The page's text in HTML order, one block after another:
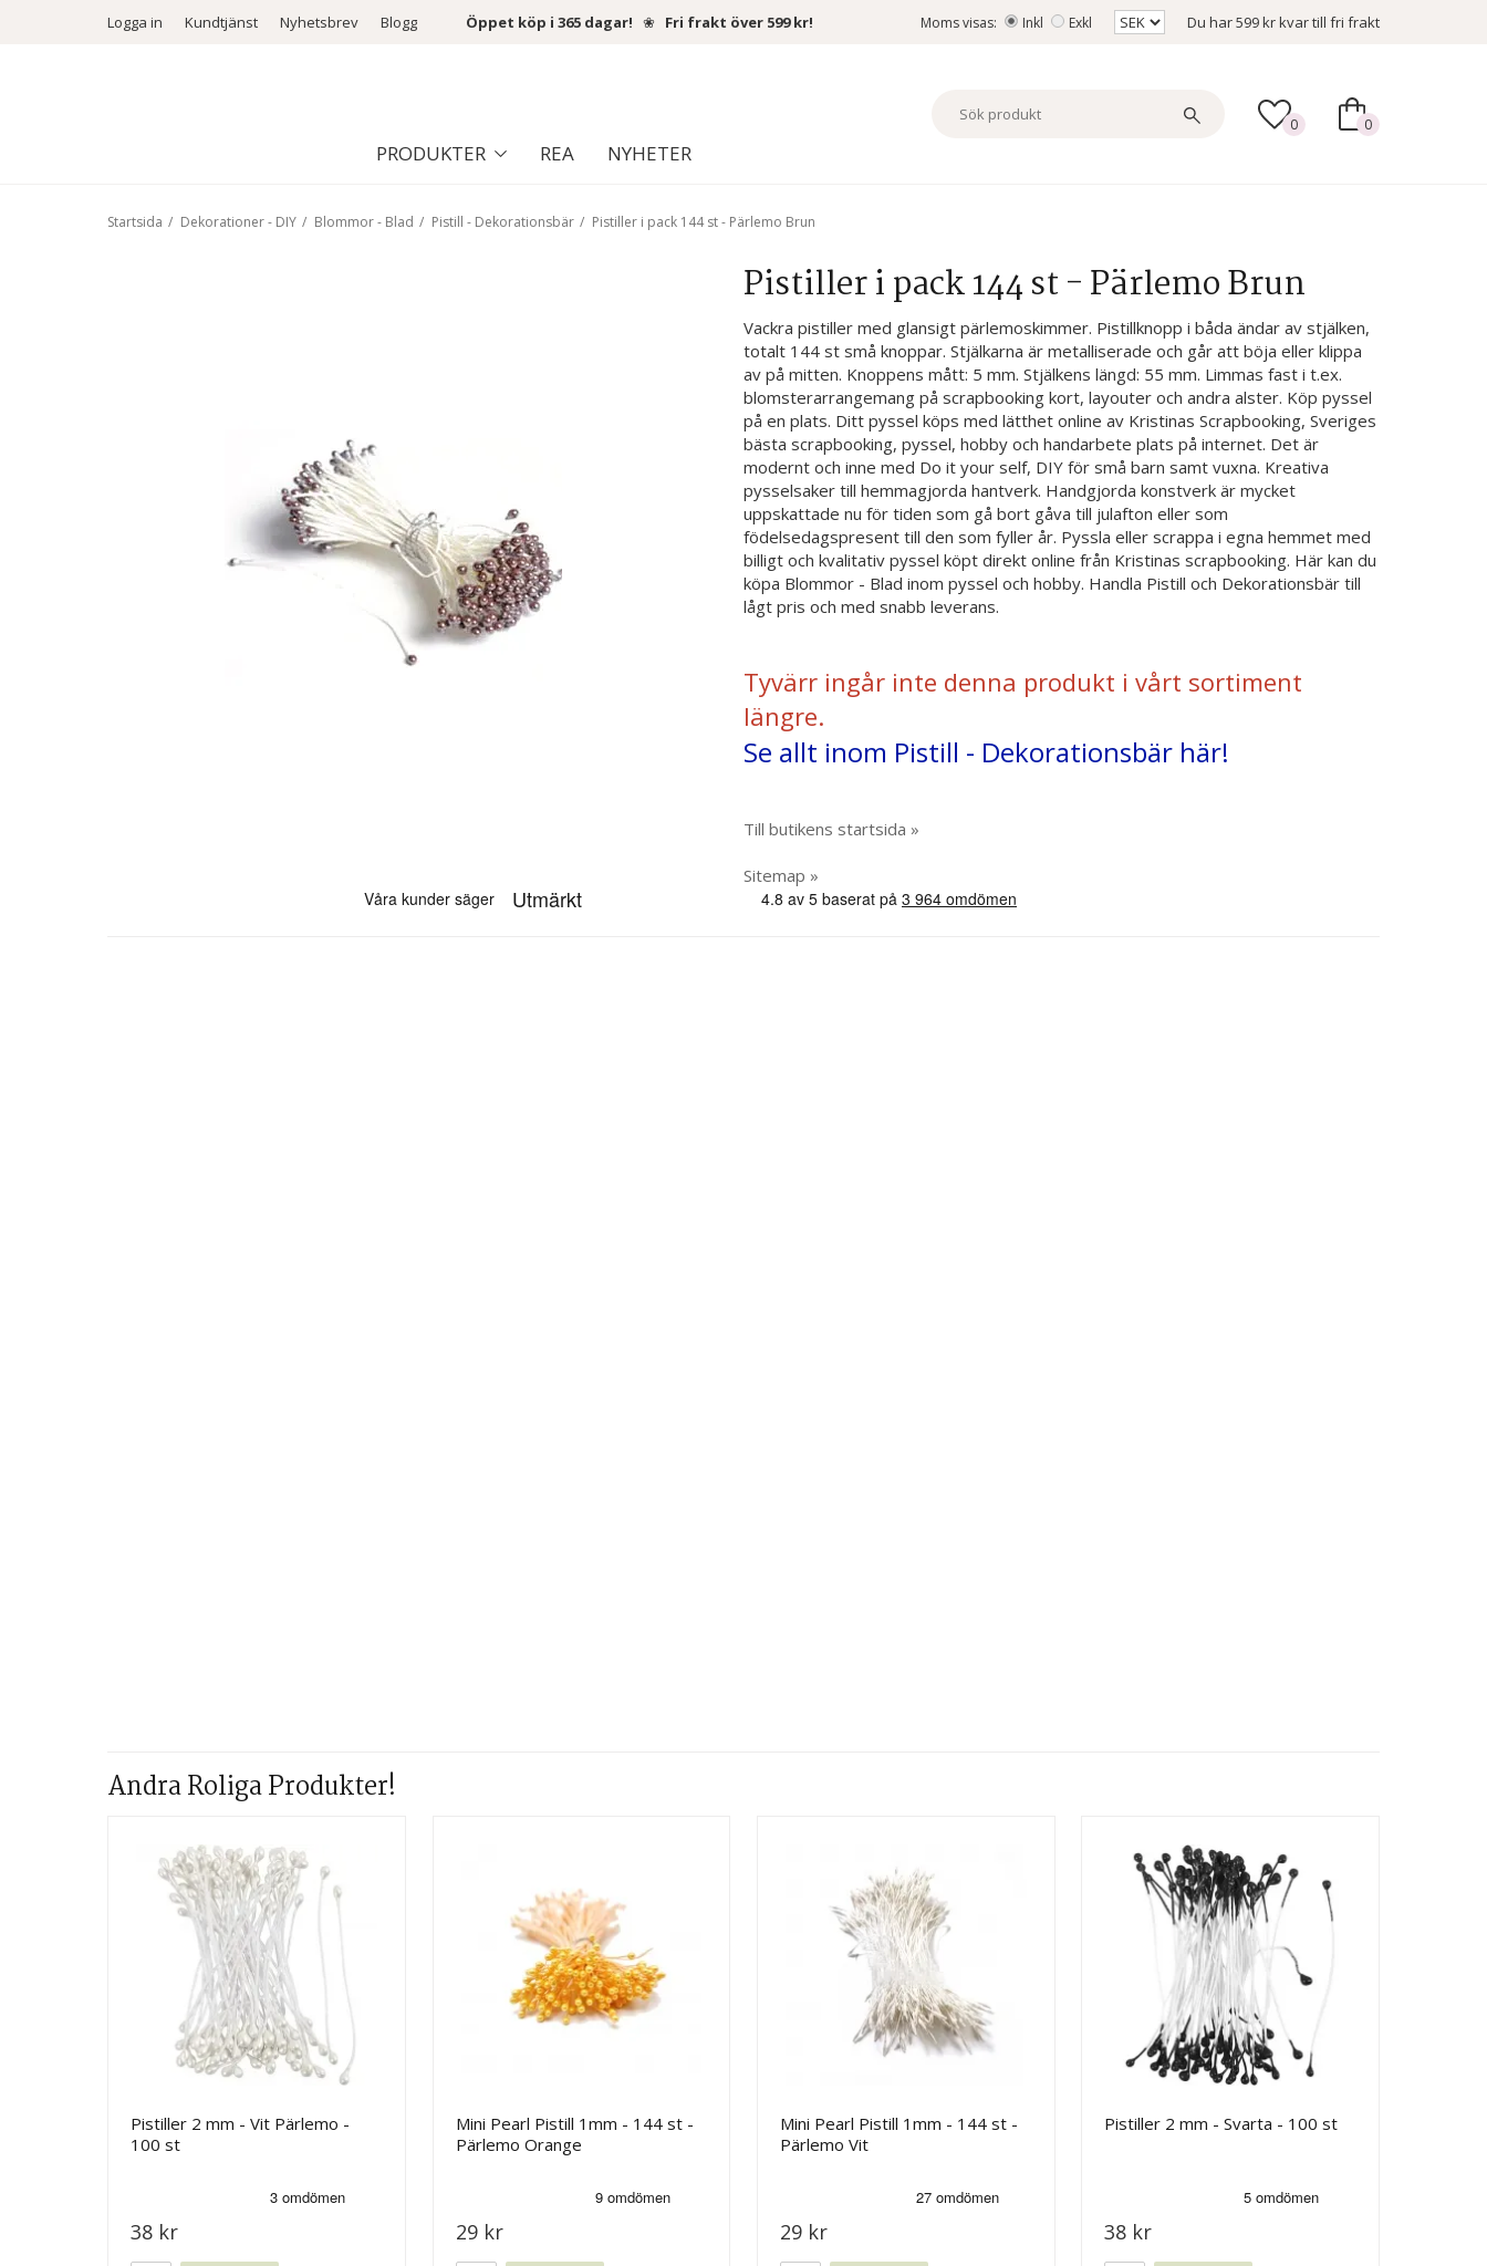
Logga in Kundtjänst Nyhetsbrev Blogg Öppet köp i 365 dagar! ❀ Fri frakt över 599 kr! Moms visas: Inkl Exkl Du har599 krkvar till fri frakt
PRODUKTER REA NYHETER
0 0
Startsida / Dekorationer - DIY / Blommor - Blad / Pistill - Dekorationsbär / Pistiller i pack 144 st - Pärlemo Brun
Pistiller i pack 144 st - Pärlemo Brun
Vackra pistiller med glansigt pärlemoskimmer. Pistillknopp i båda ändar av stjälken,
totalt 144 st små knoppar. Stjälkarna är metalliserade och går att böja eller klippa
av på mitten. Knoppens mått: 5 mm. Stjälkens längd: 55 mm. Limmas fast i t.ex.
blomsterarrangemang på scrapbooking kort, layouter och andra alster. Köp pyssel
på en plats. Ditt pyssel köps med lätthet online av Kristinas Scrapbooking, Sveriges
bästa scrapbooking, pyssel, hobby och handarbete plats på internet. Det är
modernt och inne med Do it your self, DIY för små barn samt vuxna. Kreativa
pysselsaker till hemmagjorda hantverk. Handgjorda konstverk är mycket
uppskattade nu för tiden som gå bort gåva till julafton eller som
födelsedagspresent till den som fyller år. Pyssla eller scrappa i egna hemmet med
billigt och kvalitativ pyssel köpt direkt online från Kristinas scrapbooking. Här kan du
köpa Blommor - Blad inom pyssel och hobby. Handla Pistill och Dekorationsbär till
lågt pris och med snabb leverans.
Tyvärr ingår inte denna produkt i vårt sortiment
längre.
Se allt inom Pistill - Dekorationsbär här!
Till butikens startsida »
Sitemap »
Andra Roliga Produkter!
Pistiller 2 mm - Vit Pärlemo -
100 st
38 kr
Mini Pearl Pistill 1mm - 144 st -
Pärlemo Orange
29 kr
Mini Pearl Pistill 1mm - 144 st -
Pärlemo Vit
29 kr
Pistiller 2 mm - Svarta - 100 st
38 kr